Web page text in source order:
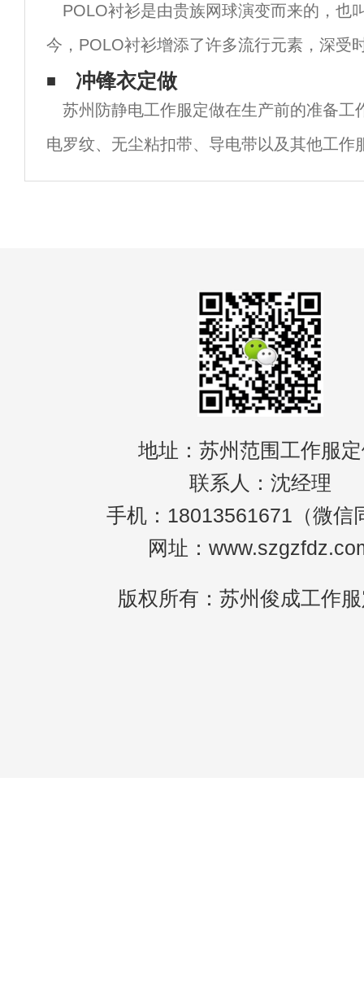
的总体目标是大幅提高自己的形象和水平。
POLO衬衫是由贵族网球演变而来的，也
今，POLO衬衫增添了许多流行元素，深受
爱。让我们来看看POLO衬衫是什么样的。
是贵族打马球时穿的衣服。他穿着很舒服，
冲锋衣定做
苏州防静电工作服定做在生产前的准备工
电罗纹、无尘粘扣带、导电带以及其他工作
非常重要的。 防静电面料在加工成工作服
地址：苏州范围工作服
联系人：沈经理
手机：18013561671（微信
网址：
版权所有：苏州俊成工作